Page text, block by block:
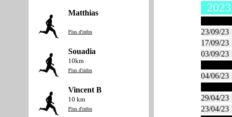
Matthias
Plus d'infos
Souadia
10km
Plus d'infos
Vincent B
10 km
Plus d'infos
2023
23/09/23
17/09/23
03/09/23
04/06/23
29/04/23
23/04/23